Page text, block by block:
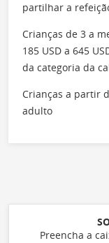
partilhar a
Crianças de 3 a
185 USD a 645
da categoria da
Crianças a partir
adulto
Preencha a